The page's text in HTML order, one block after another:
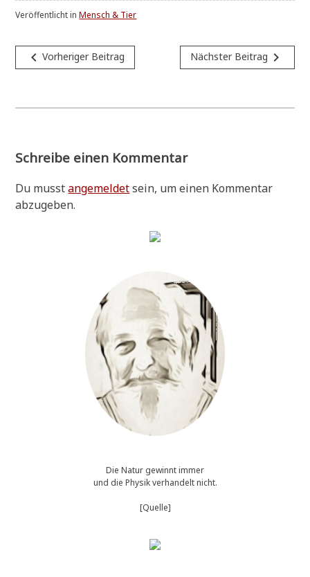
Veröffentlicht inMensch & Tier
Beitragsnavigation
navigate_beforeVorheriger Beitrag Nächster Beitrag navigate_next
Schreibe einen Kommentar
Du musstangemeldetsein, um einen Kommentar
abzugeben.
Die Natur gewinnt immer
und die Physik verhandelt nicht.
[Quelle]